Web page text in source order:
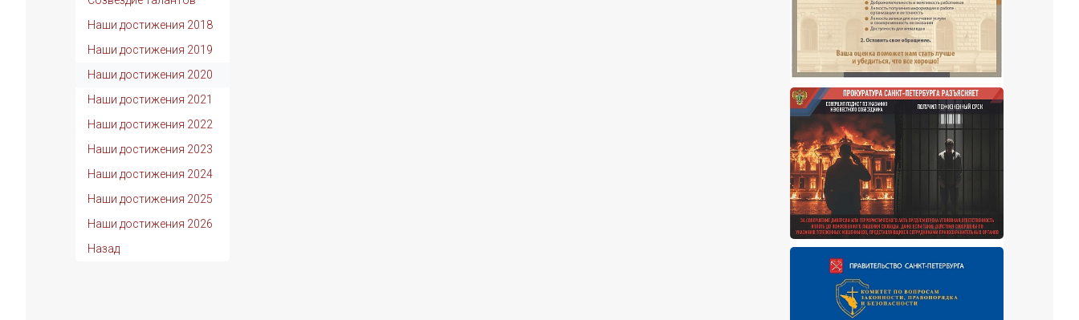
Наши достижения 2018
Наши достижения 2019
Наши достижения 2020
Наши достижения 2021
Наши достижения 2022
Наши достижения 2023
Наши достижения 2024
Наши достижения 2025
Наши достижения 2026
Назад